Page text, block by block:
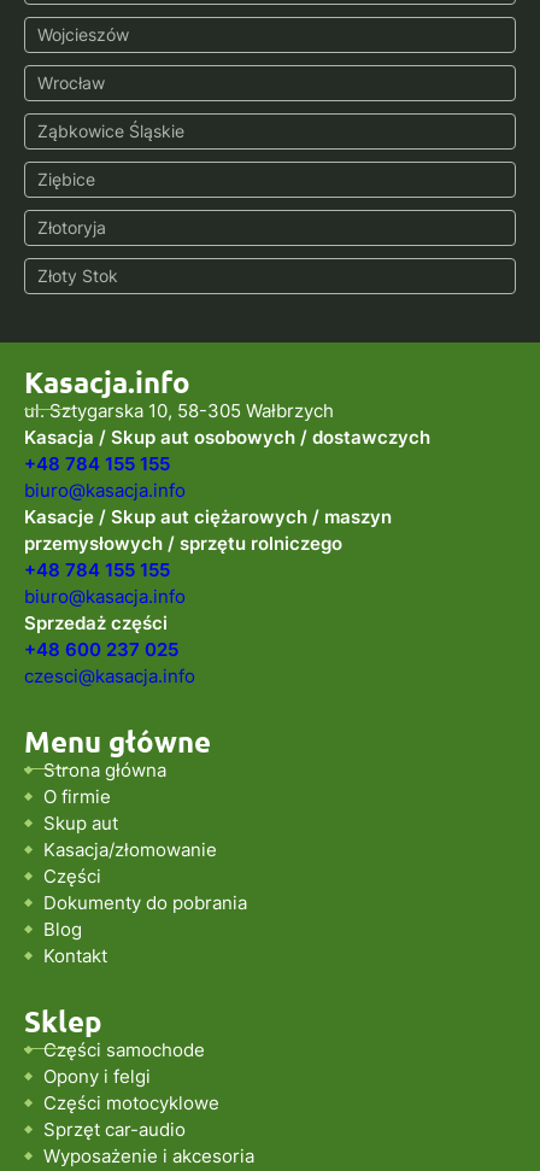
Wojcieszów
Wrocław
Ząbkowice Śląskie
Ziębice
Złotoryja
Złoty Stok
Kasacja.info
ul. Sztygarska 10, 58-305 Wałbrzych
Kasacja / Skup aut osobowych / dostawczych
+48 784 155 155
biuro@kasacja.info
Kasacje / Skup aut ciężarowych / maszyn
przemysłowych / sprzętu rolniczego
+48 784 155 155
biuro@kasacja.info
Sprzedaż części
+48 600 237 025
czesci@kasacja.info
Menu główne
Strona główna
O firmie
Skup aut
Kasacja/złomowanie
Części
Dokumenty do pobrania
Blog
Kontakt
Sklep
Części samochode
Opony i felgi
Części motocyklowe
Sprzęt car-audio
Wyposażenie i akcesoria